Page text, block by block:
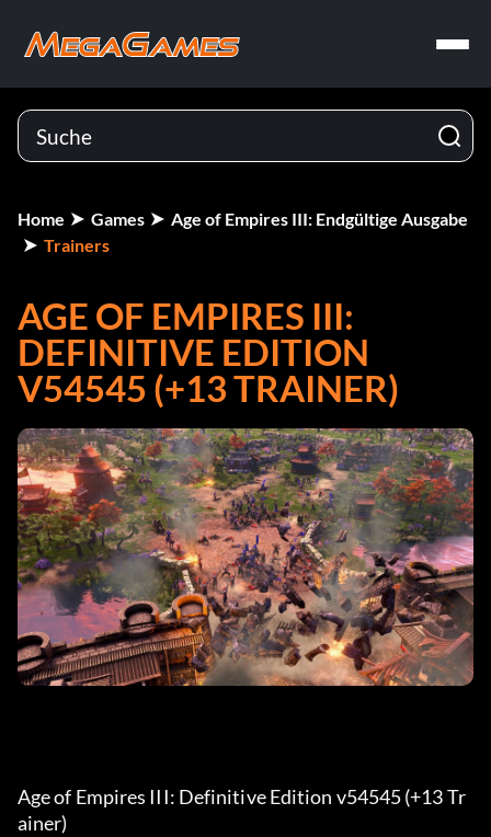
Home Games
Age of Empires III: Endgültige Ausgabe
Trainers
AGE OF EMPIRES III:
DEFINITIVE EDITION
V54545 (+13 TRAINER)
Age of Empires III: Definitive Edition v54545 (+13 Tr
ainer)